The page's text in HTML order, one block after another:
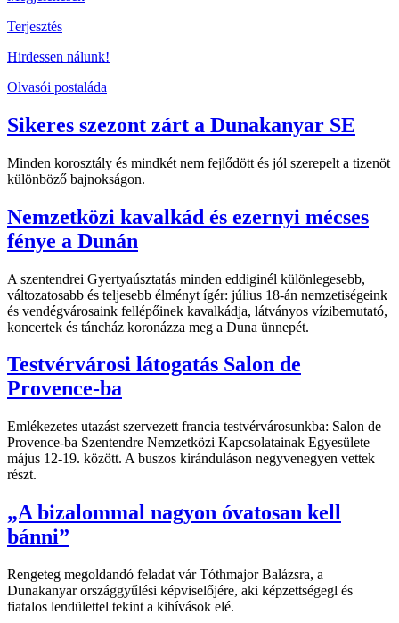
Terjesztés
Hirdessen nálunk!
Olvasói postaláda
Sikeres szezont zárt a Dunakanyar SE
Minden korosztály és mindkét nem fejlődött és jól szerepelt a tizenöt
különböző bajnokságon.
Nemzetközi kavalkád és ezernyi mécses
fénye a Dunán
A szentendrei Gyertyaúsztatás minden eddiginél különlegesebb,
változatosabb és teljesebb élményt ígér: július 18-án nemzetiségeink
és vendégvárosaink fellépőinek kavalkádja, látványos vízibemutató,
koncertek és táncház koronázza meg a Duna ünnepét.
Testvérvárosi látogatás Salon de
Provence-ba
Emlékezetes utazást szervezett francia testvérvárosunkba: Salon de
Provence-ba Szentendre Nemzetközi Kapcsolatainak Egyesülete
május 12-19. között. A buszos kiránduláson negyvenegyen vettek
részt.
„A bizalommal nagyon óvatosan kell
bánni”
Rengeteg megoldandó feladat vár Tóthmajor Balázsra, a
Dunakanyar országgyűlési képviselőjére, aki képzettségegl és
fiatalos lendülettel tekint a kihívások elé.